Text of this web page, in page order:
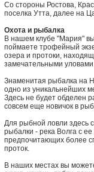
Со стороны Ростова,
поселка Утта, далее на
Охота и рыбалка
В нашем клубе "Мария"
поймаете трофейный
озера и протоки,
замечательными
Знаменитая рыбалка на
одно из уникальнейших
Здесь не будет обделен
совсем еще новичок в
Для рыбной ловли здесь
рыбалки - река Волга с
предпочитающих более
проток.
В наших местах вы